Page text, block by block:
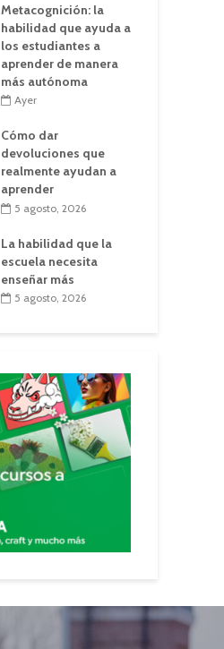
Metacognición: la
habilidad que ayuda a
los estudiantes a
aprender de manera
más autónoma
Ayer
Cómo dar
devoluciones que
realmente ayudan a
aprender
5 agosto, 2026
La habilidad que la
escuela necesita
enseñar más
5 agosto, 2026